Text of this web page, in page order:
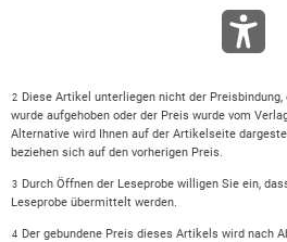
2 Diese Artikel unterliegen nicht der
wurde aufgehoben oder der Preis wurde vom
Alternative wird Ihnen auf der Artikelseite
beziehen sich auf den vorherigen Preis.
3 Durch Öffnen der Leseprobe willigen Sie ein,
Leseprobe übermittelt werden.
4 Der gebundene Preis dieses Artikels wird nach